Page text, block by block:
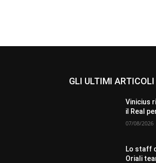
GLI ULTIMI ARTICOLI
Vinicius
il Real
07/08/2026
Lo staff
Oriali